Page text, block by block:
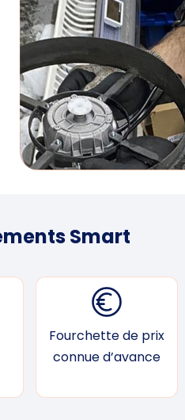
Smart
Fourchette de prix
connue d’avance